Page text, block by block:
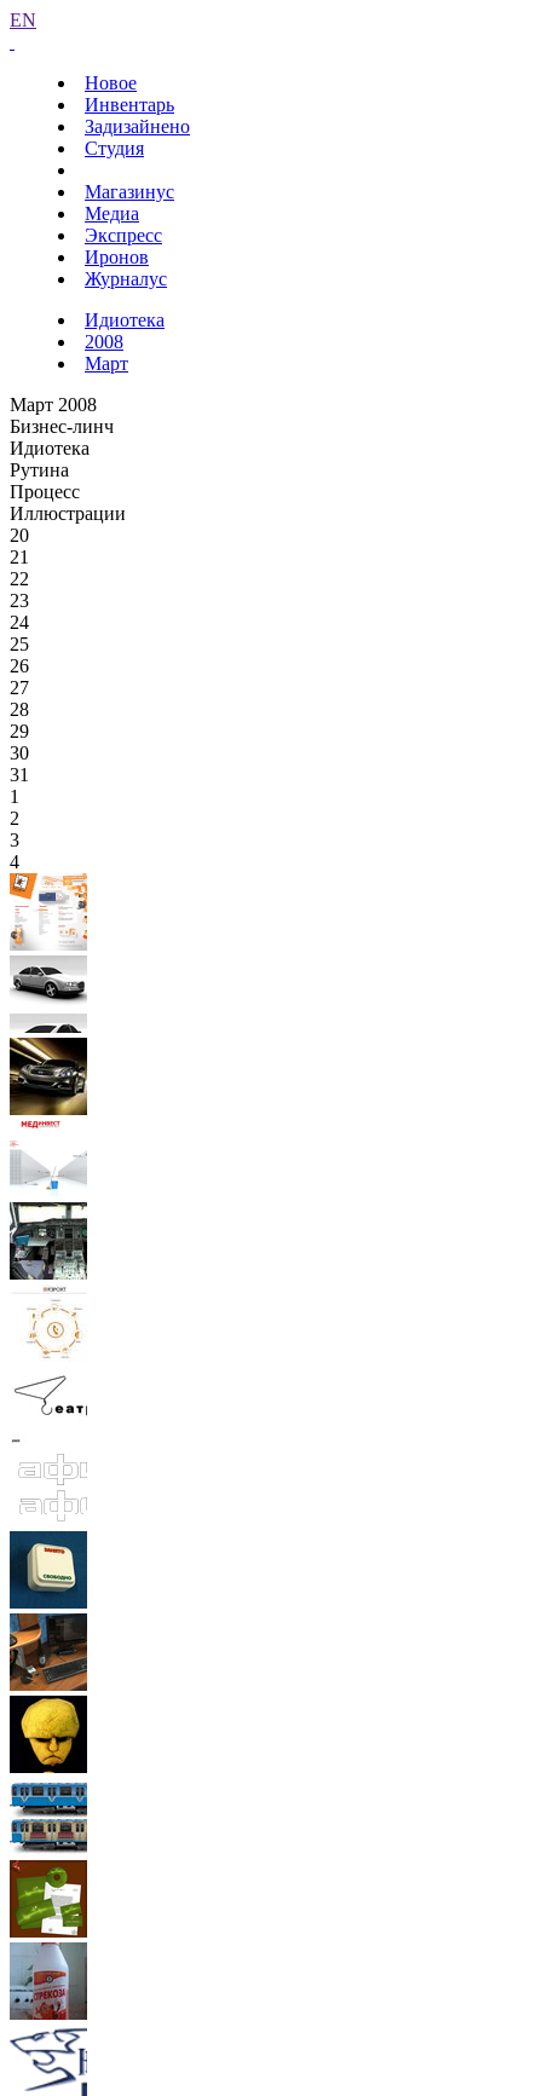
EN
Новое
Инвентарь
Задизайнено
Студия
Магазинус
Медиа
Экспресс
Иронов
Журналус
Идиотека
2008
Март
Март 2008
Бизнес-линч
Идиотека
Рутина
Процесс
Иллюстрации
20
21
22
23
24
25
26
27
28
29
30
31
1
2
3
4